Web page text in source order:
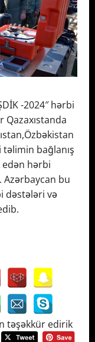
-2024″ hərbi
Qazaxıstanda
bağlanış
hərbi
Azərbaycan bu
dəstələri və
təşəkkür edirik